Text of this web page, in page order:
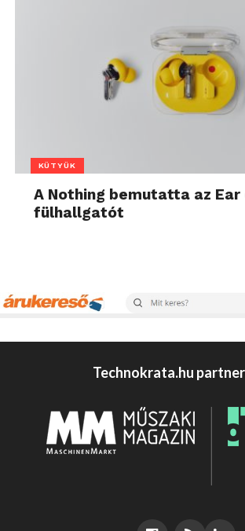
KÜTYÜK
A Nothing bemutatta az Ear
fülhallgatót
Technokrata.hu